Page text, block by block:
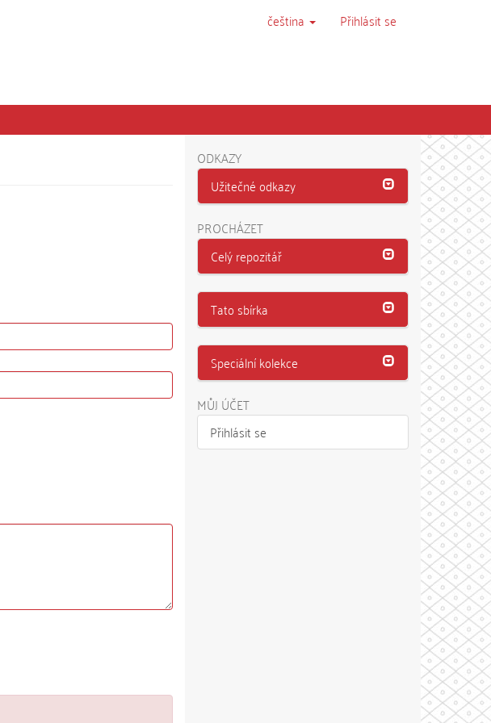
čeština Přihlásit se
ODKAZY
Užitečné odkazy
PROCHÁZET
Celý repozitář
Tato sbírka
Speciální kolekce
MŮJ ÚČET
Přihlásit se